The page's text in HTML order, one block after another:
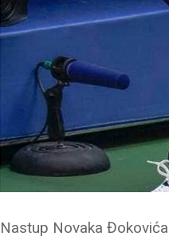
Nastup Novaka